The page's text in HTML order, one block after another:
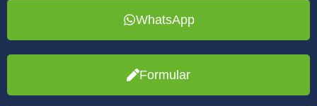
WhatsApp
Formular